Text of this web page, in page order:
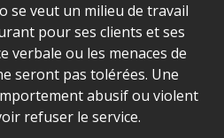
dans les locaux d'AJO.
se veut un milieu de travail
pour ses clients et ses
verbale ou les menaces de
seront pas tolérées. Une
abusif ou violent
refuser le service.